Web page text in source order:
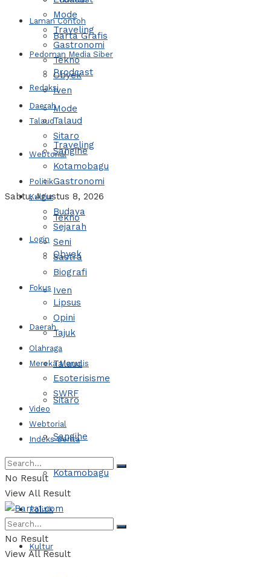
Laman Contoh
Pedoman Media Siber
Redaksi
Talaud
Webtorial
Sabtu, Agustus 8, 2026
Login
Barta Grafis
Prodcast
Mode
Traveling
Gastronomi
Tekno
Obyek
Iven
Daerah
Talaud
Sitaro
Sangihe
Kotamobagu
Politik
Kultur
Mode
Traveling
Gastronomi
Tekno
Obyek
Iven
Daerah
Talaud
Sitaro
Sangihe
Kotamobagu
Politik
Kultur
Budaya
Sejarah
Seni
Sastra
Biografi
Fokus
Lipsus
Opini
Tajuk
Olahraga
Mereka Menulis
Esoterisisme
SWRF
Video
Webtorial
Indeks Berita
No Result
View All Result
No Result
View All Result